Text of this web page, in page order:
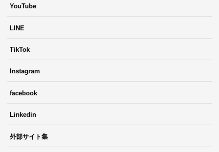
YouTube
LINE
TikTok
Instagram
facebook
Linkedin
外部サイト集